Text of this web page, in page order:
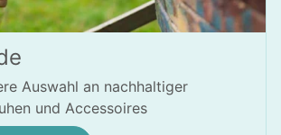
Auswahl an nachhaltiger
und Accessoires